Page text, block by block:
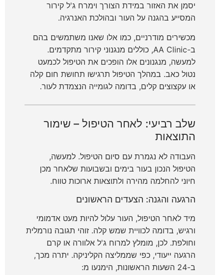
יסמן את האזור במידת הצורך וימרח ג'ל קירור
המסייע בהגנה על העור ובהולכת האנרגיה.
מכשירים מודרניים, כמו אלו שאנו משתמשים בהם
ב-AA Clinic, כוללים מנגנוני קירור מתקדמים.
למעשה, מנגנונים אלו הופכים את הטיפול לכמעט
נטול כאב. במהלך הטיפול תרגישו תחושת חום קלה
או עקצוצים קלים, בדומה לגומייה הנצמדת לעור.
שלב רביעי: לאחר הטיפול – שימור
התוצאות
העבודה לא נגמרת עם סיום הטיפול. למעשה,
הטיפול הנכון בעור בימים ובשבועות שלאחר מכן
חיוני להחלמה מהירה ולתוצאות ארוכות טווח.
הרגעה והגנה: הצעדים הראשונים
מיד לאחר הטיפול, העור עלול להיות מעט אדמומי
ורגיש, בדומה לכוויית שמש קלה. זוהי תגובה נורמלית
וחולפת. לכן, מומלץ למרוח ג'ל אלוורה או קרם
הרגעה ייעודי, כפי שממליצה הקליניקה. יתרה מכך,
ב-24 השעות הראשונות, הימנעו מ: